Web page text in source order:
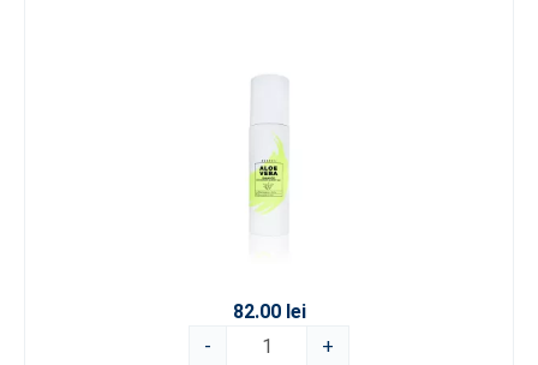
82.00 lei
-
+